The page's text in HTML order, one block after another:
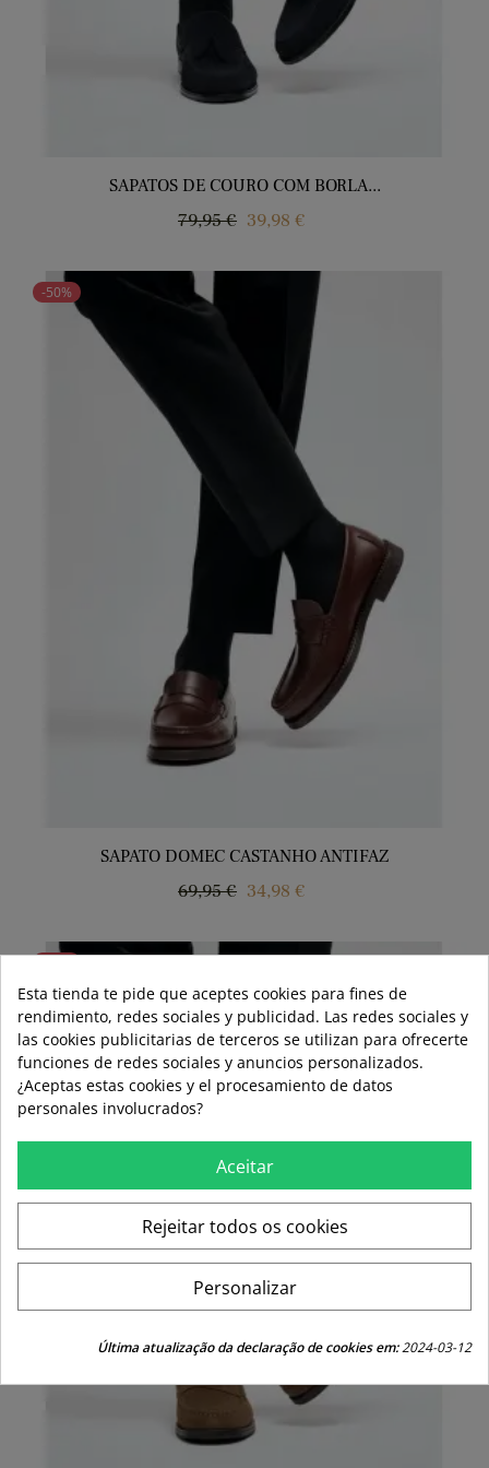
SAPATOS DE COURO COM BORLA...
Regular
79,95 € Price
39,98 €
-50%
SAPATO DOMEC CASTANHO ANTIFAZ
Regular
69,95 € Price
34,98 €
Esta tienda te pide que aceptes cookies para fines de
rendimiento, redes sociales y publicidad. Las redes sociales y
las cookies publicitarias de terceros se utilizan para ofrecerte
funciones de redes sociales y anuncios personalizados.
¿Aceptas estas cookies y el procesamiento de datos
personales involucrados?
Aceitar
Rejeitar todos os cookies
Personalizar
Última atualização da declaração de cookies em:2024-03-12